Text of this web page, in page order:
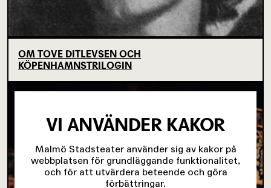
OM TOVE DITLEVSEN OCH
KÖPENHAMNSTRILOGIN
VI ANVÄNDER KAKOR
Malmö Stadsteater använder sig av kakor på
webbplatsen för grundläggande funktionalitet,
och för att utvärdera beteende och göra
förbättringar.